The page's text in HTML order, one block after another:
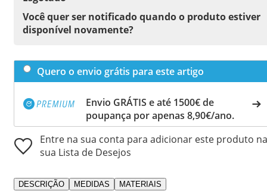
Você quer ser notificado quando o produto estiver
disponível novamente?
Quero o envio grátis para este artigo
Envio GRÁTIS e até 1500€ de
poupança por apenas 8,90€/ano.
Entre na sua conta para adicionar este produto na
sua Lista de Desejos
DESCRIÇÃO MEDIDAS MATERIAIS